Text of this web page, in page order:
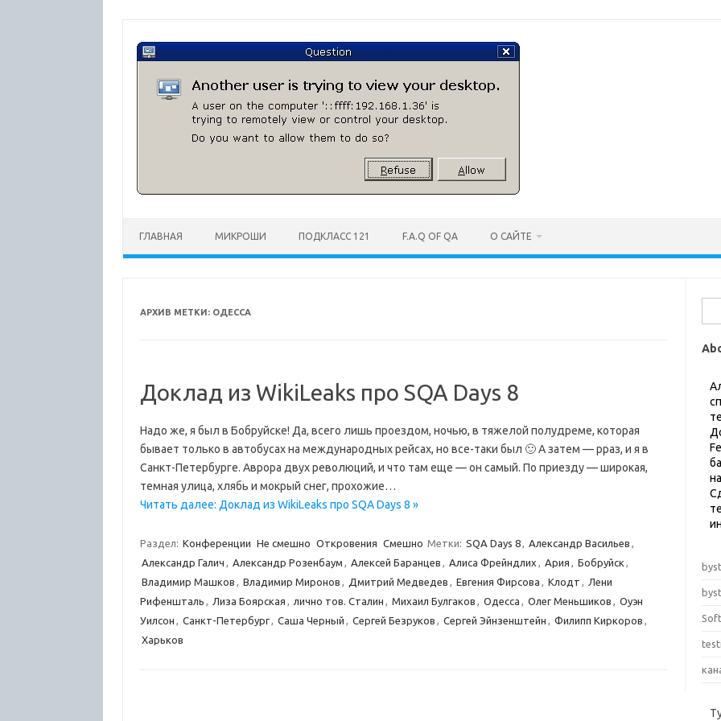
содержимому
ГЛАВНАЯ МИКРОШИ ПОДКЛАСС 121 F.A.Q OF QA О САЙТЕ
АРХИВ МЕТКИ: ОДЕССА
Доклад из WikiLeaks про SQA Days 8
Надо же, я был в Бобруйске! Да, всего лишь проездом, ночью, в тяжелой полудреме, которая
бывает только в автобусах на международных рейсах, но все-таки был 🙂 А затем — рраз, и я в
Санкт-Петербурге. Аврора двух революций, и что там еще — он самый. По приезду — широкая,
темная улица, хлябь и мокрый снег, прохожие…
Читать далее: Доклад из WikiLeaks про SQA Days 8 »
Раздел: Конференции Не смешно Откровения Смешно Метки: SQA Days 8, Александр Васильев ,
Александр Галич , Александр Розенбаум , Алексей Баранцев , Алиса Фрейндлих , Ария , Бобруйск ,
Владимир Машков , Владимир Миронов , Дмитрий Медведев , Евгения Фирсова , Клодт , Лени
Рифеншталь , Лиза Боярская , лично тов. Сталин , Михаил Булгаков , Одесса , Олег Меньшиков , Оуэн
Уилсон , Санкт-Петербург, Саша Черный , Сергей Безруков , Сергей Эйнзенштейн , Филипп Киркоров ,
Харьков